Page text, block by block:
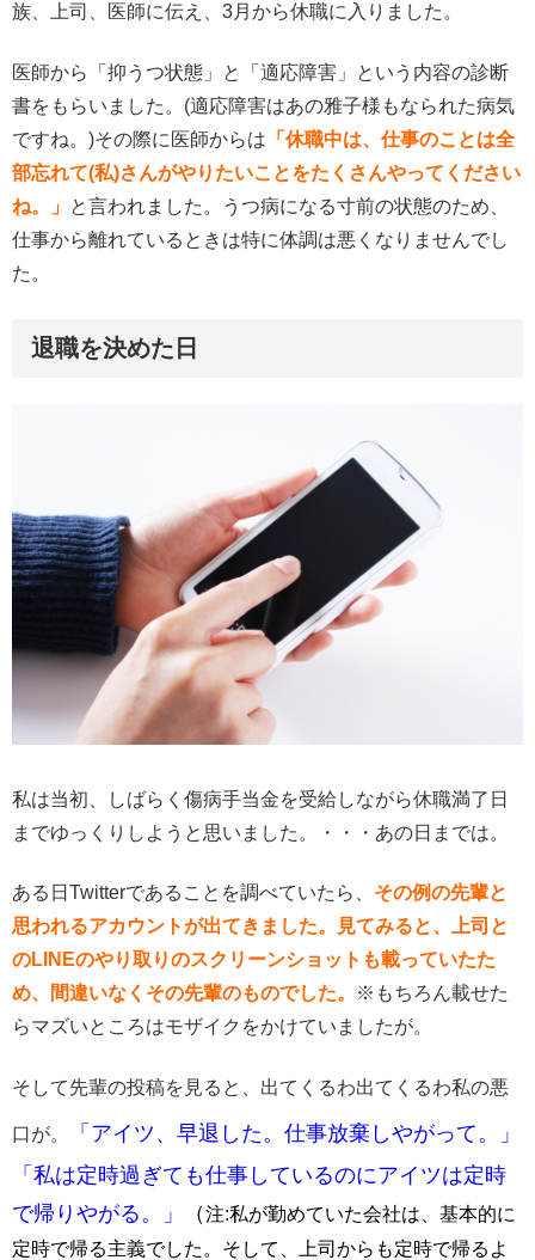
族、上司、医師に伝え、3月から休職に入りました。
医師から「抑うつ状態」と「適応障害」という内容の診断
書をもらいました。(適応障害はあの雅子様もなられた病気
ですね。)その際に医師からは 「休職中は、仕事のことは全
部忘れて(私)さんがやりたいことをたくさんやってください
ね。」 と言われました。うつ病になる寸前の状態のため、
仕事から離れているときは特に体調は悪くなりませんでし
た。
退職を決めた日
私は当初、しばらく傷病手当金を受給しながら休職満了日
までゆっくりしようと思いました。・・・あの日までは。
ある日Twitterであることを調べていたら、 その例の先輩と
思われるアカウントが出てきました。
見てみると、上司と
のLINEのやり取りのスクリーンショットも載っていたた
め、間違いなくその先輩のものでした。
※もちろん載せた
らマズいところはモザイクをかけていましたが。
そして先輩の投稿を見ると、出てくるわ出てくるわ私の悪
口が。
「アイツ、早退した。仕事放棄しやがって。」
「私は定時過ぎても仕事しているのにアイツは定時
で帰りやがる。」
（注:私が勤めていた会社は、基本的に
定時で帰る主義でした。そして、上司からも定時で帰るよ